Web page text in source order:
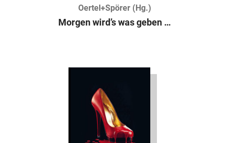
Oertel+Spörer (Hg.)
Morgen wird’s was geben …